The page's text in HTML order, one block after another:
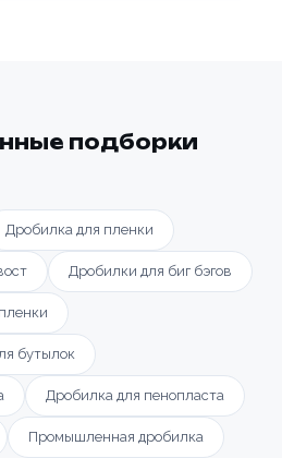
подборки
Дробилка для пленки
Дробилки для биг бэгов
бутылок
Дробилка для пенопласта
Промышленная дробилка